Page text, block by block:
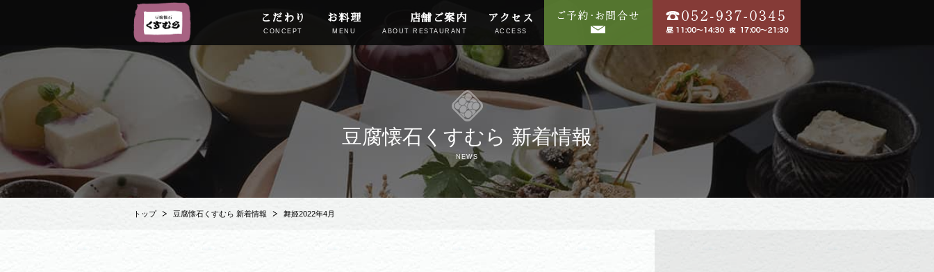
こだわり
CONCEPT
お料理
MENU
店舗ご案内
ABOUT RESTAURANT
アクセス
ACCESS
豆腐懐石くすむら 新着情報
NEWS
トップ 豆腐懐石くすむら 新着情報 舞姫2022年4月